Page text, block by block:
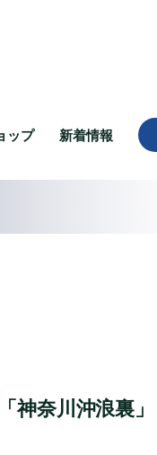
ップ 新着情報
神奈川沖浪裏」